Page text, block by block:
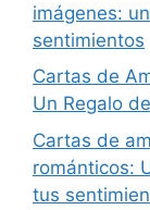
imágenes:
sentimientos
Cartas de
Un Regalo
Cartas de
románticos:
tus